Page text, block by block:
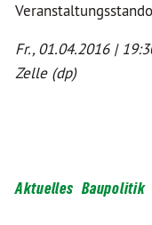
Fr., 01.04.2016 |
Zelle (dp)
Aktuelles Baupolitik